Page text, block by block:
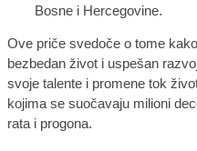
Bosne i Hercegovine.
Ove priče svedoče o tome
bezbedan život i uspešan
svoje talente i promene tok
kojima se suočavaju milioni
rata i progona.